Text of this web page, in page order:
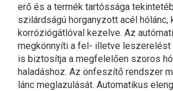
erő és a termék tartóssága
szilárdságú horganyzott acél hólánc,
korróziógátlóval kezelve. Az
megkönnyíti a fel- illetve leszerelést
is biztosítja a megfelelően szoros
haladáshoz. Az önfeszítő rendszer
lánc meglazulását. Automatikus